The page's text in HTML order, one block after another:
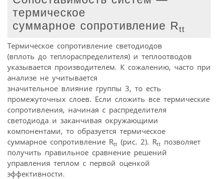
термическое
суммарное сопротивление Rtt
Термическое сопротивление светодиодов
(вплоть до теплораспределителя) и теплоотводов
указывается производителем. К сожалению, часто при
анализе не учитывается
значительное влияние группы 3, то есть
промежуточных слоев. Если сложить все термические
сопротивления, начиная с распределителя
светодиода и заканчивая окружающими
компонентами, то образуется термическое
суммарное сопротивление Rtt (рис. 2). Rtt позволяет
получить правильное сравнение решений
управления теплом с первой оценкой
эффективности.